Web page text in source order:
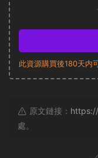
此資源購買後180天内
原文鏈接：
處。